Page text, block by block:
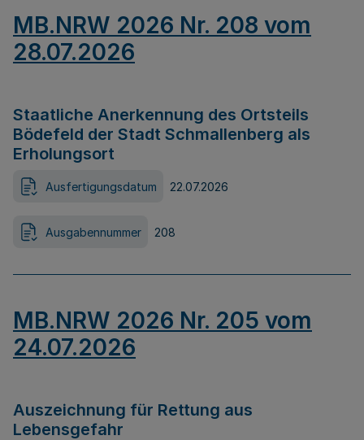
MB.NRW 2026 Nr. 208 vom
28.07.2026
Staatliche Anerkennung des Ortsteils
Bödefeld der Stadt Schmallenberg als
Erholungsort
Ausfertigungsdatum 22.07.2026
Ausgabennummer 208
MB.NRW 2026 Nr. 205 vom
24.07.2026
Auszeichnung für Rettung aus
Lebensgefahr